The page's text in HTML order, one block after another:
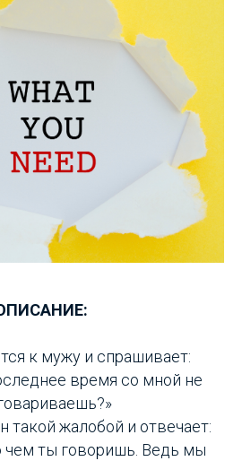
к мужу и спрашивает:
время со мной не
жалобой и отвечает:
чем ты говоришь. Ведь мы